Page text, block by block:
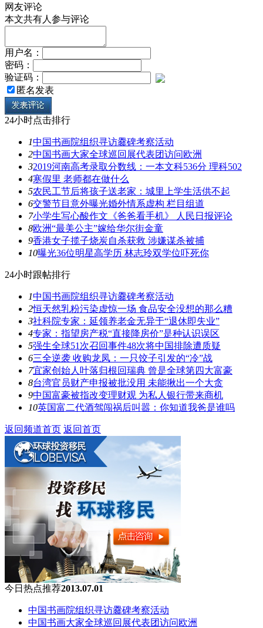
网友评论
本文共有人参与评论
用户名：
密码：
验证码：
匿名发表
24小时点击排行
1中国书画院组织寻访爨碑考察活动
2中国书画大家全球巡回展代表团访问欧洲
32019河南高考录取分数线：一本文科536分 理科502
4寒假里 老师都在做什么
5农民工节后将孩子送老家：城里上学生活供不起
6交警节目意外曝光婚外情系虚构 栏目组道
7小学生写心酸作文《爸爸看手机》 人民日报评论
8欧洲“最美公主”嫁给华尔街金童
9香港女子揽子烧炭自杀获救 涉嫌谋杀被捕
10曝光36位明星高学历 林志玲双学位吓死你
24小时跟帖排行
1中国书画院组织寻访爨碑考察活动
2恒天然乳粉污染虚惊一场 食品安全没想的那么糟
3社科院专家：延领养老金无异于“退休即失业”
4专家：指望房产税“直接降房价”是种认识误区
5强生全球51次召回事件48次将中国排除遭质疑
6三全逆袭 收购龙凤：一只饺子引发的“冷”战
7宜家创始人叶落归根回瑞典 曾是全球第四大富豪
8台湾官员财产申报被批没用 未能揪出一个大贪
9中国富豪被指改变理财观 为私人银行带来商机
10英国富二代酒驾闯祸后叫嚣：你知道我爸是谁吗
返回频道首页 返回首页
今日热点推荐2013.07.01
中国书画院组织寻访爨碑考察活动
中国书画大家全球巡回展代表团访问欧洲